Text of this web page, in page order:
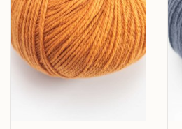
productieproces en de oorsprong
De garens van Fonty worden
dat de kleur dieper in het garen
behoudt.
Nld: 2,5-3mm